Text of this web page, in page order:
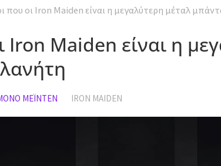
που οι Iron Maiden είναι η μεγαλύτερη μέταλ
Iron Maiden είναι η
ΜΈΙΝΤΕΝ IRON MAIDEN